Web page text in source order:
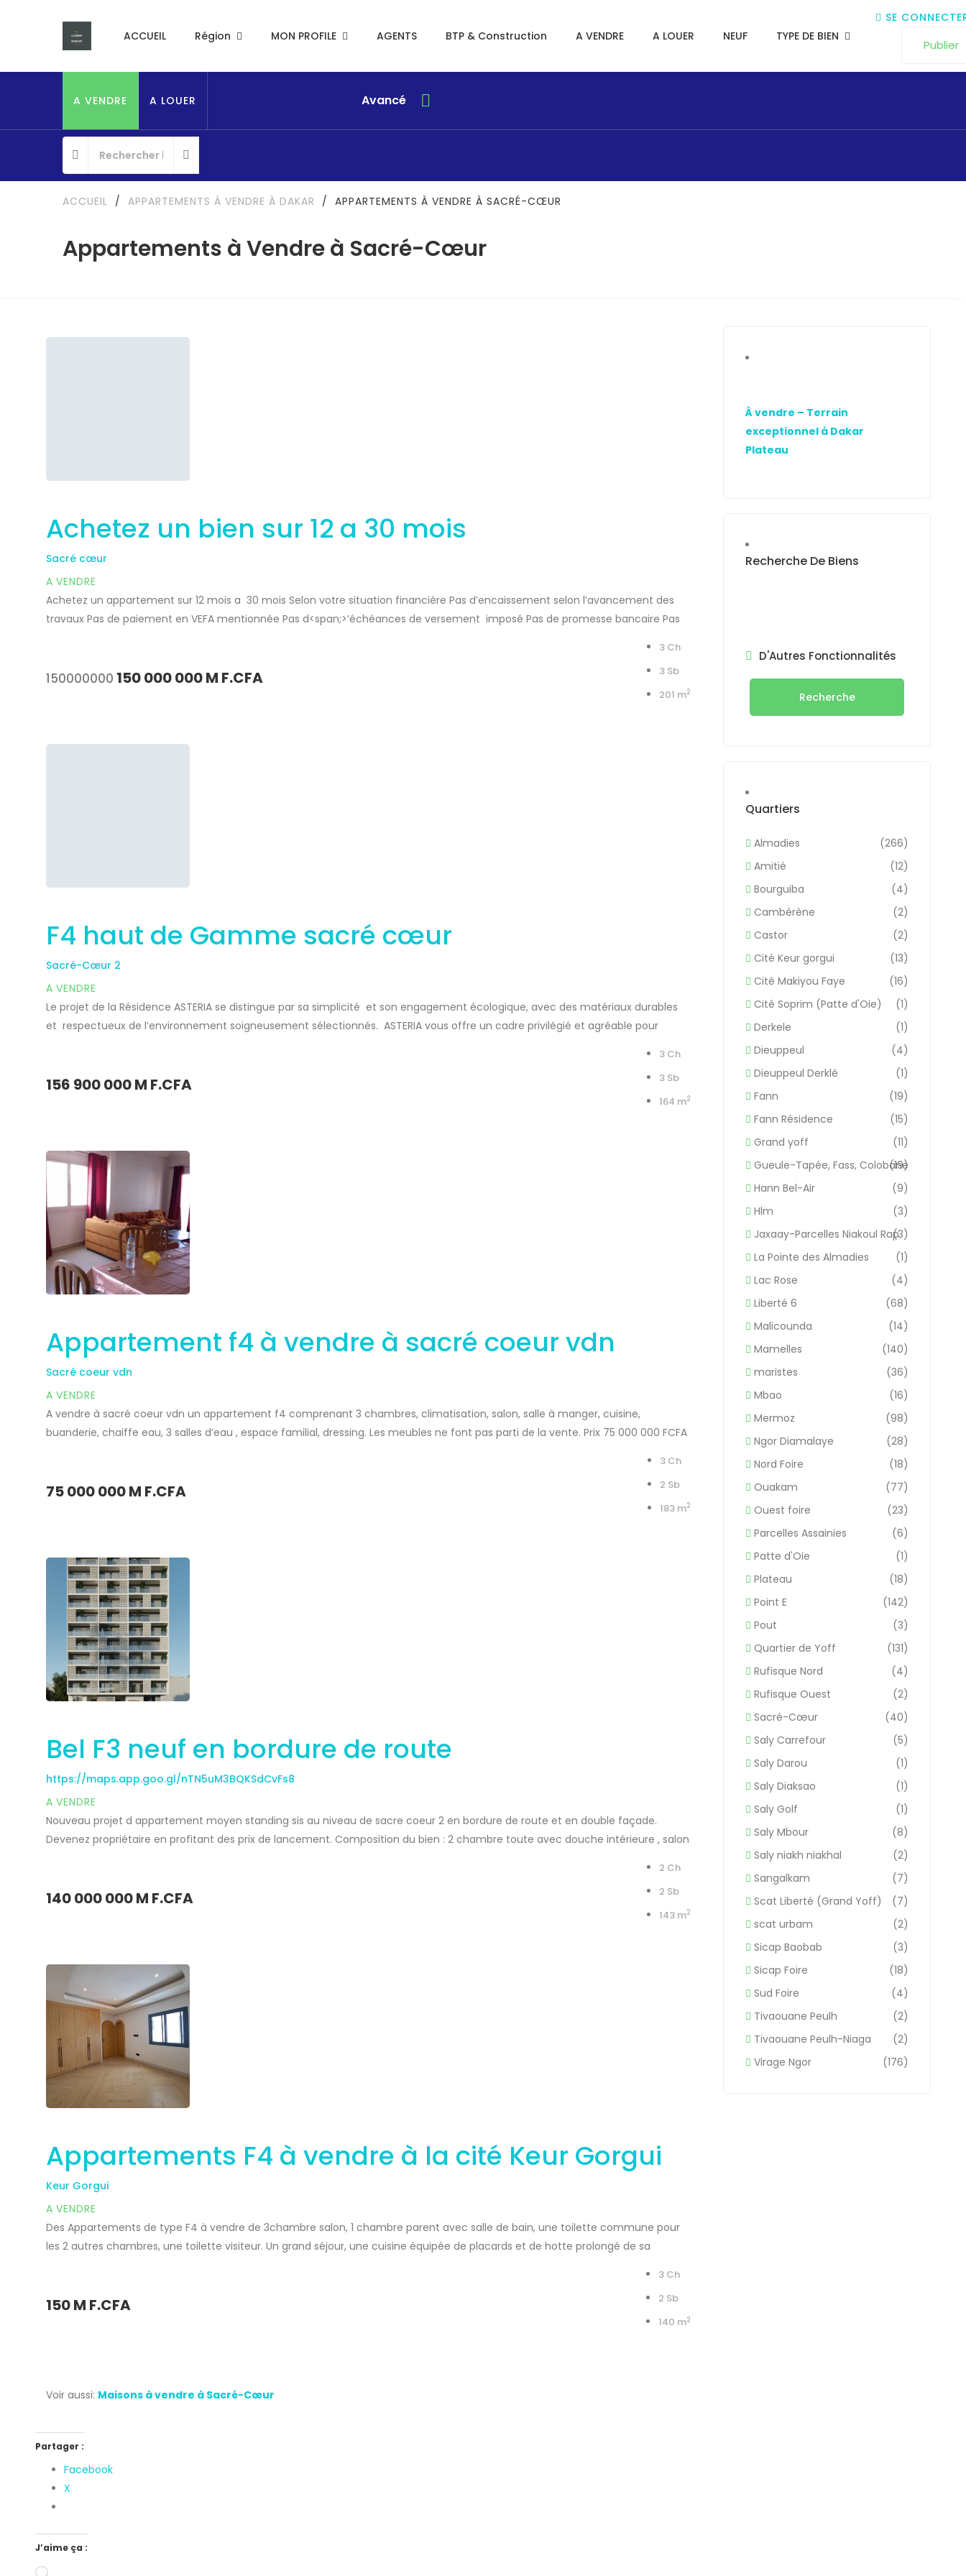
ACCUEIL Région MON PROFILE AGENTS BTP & Construction A VENDRE A LOUER NEUF TYPE DE BIEN
SE
Publier
A VENDRE A LOUER Avancé
Appartements à Vendre à Sacré-Cœur
ACCUEIL / APPARTEMENTS À VENDRE À DAKAR / APPARTEMENTS À VENDRE À SACRÉ-CŒUR
Achetez un bien sur 12 a 30 mois
Sacré cœur
A VENDRE
Achetez un appartement sur 12 mois a 30 mois Selon votre situation financière Pas d’encaissement selon l’avancement des
travaux Pas de paiement en VEFA mentionnée Pas d<span;>’échéances de versement imposé Pas de promesse bancaire Pas
Partager
150000000 150 000 000 M F.CFA
3 Ch
3 Sb
201 m2
F4 haut de Gamme sacré cœur
Sacré-Cœur 2
A VENDRE
Le projet de la Résidence ASTERIA se distingue par sa simplicité et son engagement écologique, avec des matériaux durables
et respectueux de l’environnement soigneusement sélectionnés. ASTERIA vous offre un cadre privilégié et agréable pour
Partager
156 900 000 M F.CFA
3 Ch
3 Sb
164 m2
Appartement f4 à vendre à sacré coeur vdn
Sacré coeur vdn
A VENDRE
A vendre à sacré coeur vdn un appartement f4 comprenant 3 chambres, climatisation, salon, salle à manger, cuisine,
buanderie, chaiffe eau, 3 salles d’eau , espace familial, dressing. Les meubles ne font pas parti de la vente. Prix 75 000 000 FCFA
Partager
75 000 000 M F.CFA
3 Ch
2 Sb
183 m2
Bel F3 neuf en bordure de route
https://maps.app.goo.gl/nTN5uM3BQKSdCvFs8
A VENDRE
Nouveau projet d appartement moyen standing sis au niveau de sacre coeur 2 en bordure de route et en double façade.
Devenez propriétaire en profitant des prix de lancement. Composition du bien : 2 chambre toute avec douche intérieure , salon
Partager
140 000 000 M F.CFA
2 Ch
2 Sb
143 m2
Appartements F4 à vendre à la cité Keur Gorgui
Keur Gorgui
A VENDRE
Des Appartements de type F4 à vendre de 3chambre salon, 1 chambre parent avec salle de bain, une toilette commune pour
les 2 autres chambres, une toilette visiteur. Un grand séjour, une cuisine équipée de placards et de hotte prolongé de sa
Partager
150 M F.CFA
3 Ch
2 Sb
140 m2
Voir aussi: Maisons à vendre à Sacré-Cœur
Partager :
Facebook
X
J’aime ça :
À vendre – Terrain
exceptionnel à Dakar
Plateau
Recherche De Biens
D'Autres Fonctionnalités
Recherche
Quartiers
Almadies
(266)
Amitié
(12)
Bourguiba
(4)
Cambérène
(2)
Castor
(2)
Cité Keur gorgui
(13)
Cité Makiyou Faye
(16)
Cité Soprim (Patte d'Oie)
(1)
Derkele
(1)
Dieuppeul
(4)
Dieuppeul Derklé
(1)
Fann
(19)
Fann Résidence
(15)
Grand yoff
(11)
Gueule-Tapée, Fass, Colobane
(19)
Hann Bel-Air
(9)
Hlm
(3)
Jaxaay-Parcelles Niakoul Rap(3)
La Pointe des Almadies
(1)
Lac Rose
(4)
Liberté 6
(68)
Malicounda
(14)
Mamelles
(140)
maristes
(36)
Mbao
(16)
Mermoz
(98)
Ngor Diamalaye
(28)
Nord Foire
(18)
Ouakam
(77)
Ouest foire
(23)
Parcelles Assainies
(6)
Patte d'Oie
(1)
Plateau
(18)
Point E
(142)
Pout
(3)
Quartier de Yoff
(131)
Rufisque Nord
(4)
Rufisque Ouest
(2)
Sacré-Cœur
(40)
Saly Carrefour
(5)
Saly Darou
(1)
Saly Diaksao
(1)
Saly Golf
(1)
Saly Mbour
(8)
Saly niakh niakhal
(2)
Sangalkam
(7)
Scat Liberté (Grand Yoff)
(7)
scat urbam
(2)
Sicap Baobab
(3)
Sicap Foire
(18)
Sud Foire
(4)
Tivaouane Peulh
(2)
Tivaouane Peulh-Niaga
(2)
Virage Ngor
(176)